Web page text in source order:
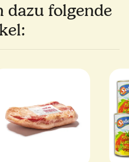
dazu folgende